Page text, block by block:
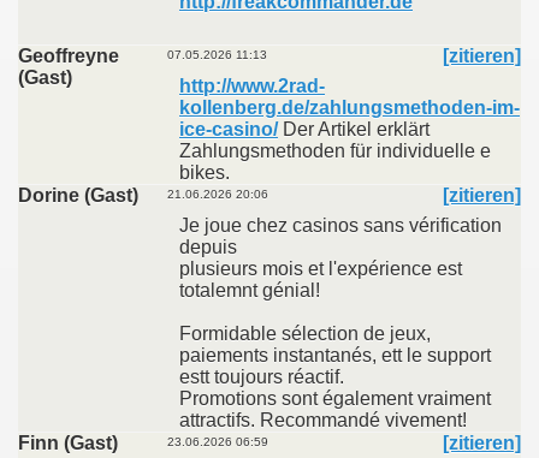
Geoffreyne
(Gast)
07.05.2026 11:13
[zitieren]
http://www.2rad-
kollenberg.de/zahlungsmethoden-im-
ice-casino/Der Artikel erklärt
Zahlungsmethoden für individuelle e
bikes.
Dorine (Gast)
21.06.2026 20:06
[zitieren]
Je joue chez casinos sans vérification
depuis
plusieurs mois et l'expérience est
totalemnt génial!
Formidable sélection de jeux,
paiements instantanés, ett le support
estt toujours réactif.
Promotions sont également vraiment
attractifs. Recommandé vivement!
Finn (Gast)
23.06.2026 06:59
[zitieren]